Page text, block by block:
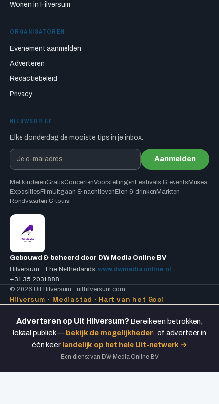
Wonen in Hilversum
ORGANISATOREN
Evenement aanmelden
Adverteren
Redactiebeleid
Privacy
NIEUWSBRIEF
Elke donderdag de mooiste tips in je inbox.
Aanmelden
Met kinderenGratisConcertenVoorstellingenFestivals & eventsMusea
ExpositiesFilmUitgaan & nachtlevenEten & drinkenMarkten
Rondvaarten & tours
Gebouwd & beheerd door DW Media Online BV
Hilversum · The Netherlands ·www.dwmediaonline.nl ·
+31 35 2031888
© 2026 Uit Hilversum · uithilversum.com
Hilversum · Mediastad · Hart van het Gooi
Adverteren op Uit Hilversum? Bereik een betrokken,
lokaal publiek — bekijk de mogelijkheden , of adverteer in
één keer landelijk op het hele Uit-netwerk →
Een dienst van DW Media Online BV